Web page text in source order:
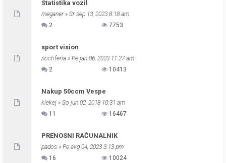
Statistika vozil
meganer» Sr sep 13, 2023 8:18 am
2
7753
sport vision
noctiferia » Pe jan 06, 2023 11:27 am
2
10413
Nakup 50ccm Vespe
klekej » So jun 02, 2018 10:31 am
11
16467
PRENOSNI RAČUNALNIK
pados » Pe avg 04, 2023 3:13 pm
16
10024